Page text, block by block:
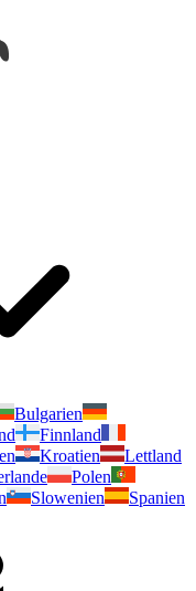
Bulgarien
Finnland
Kroatien
Lettland
Polen
Slowenien
Spanien
Sie da!